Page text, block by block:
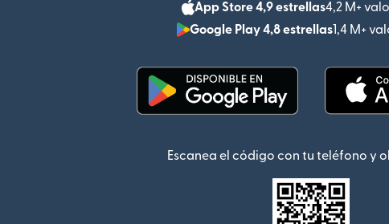
App Store 4,9 estrellas4,2 M+
Google Play 4,8 estrellas1,4 M+
Escanea el código con tu teléfono y